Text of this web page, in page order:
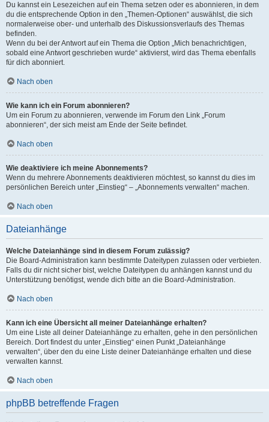
Du kannst ein Lesezeichen auf ein Thema setzen oder es abonnieren, in dem
du die entsprechende Option in den „Themen-Optionen“ auswählst, die sich
normalerweise ober- und unterhalb des Diskussionsverlaufs des Themas
befinden.
Wenn du bei der Antwort auf ein Thema die Option „Mich benachrichtigen,
sobald eine Antwort geschrieben wurde“ aktivierst, wird das Thema ebenfalls
für dich abonniert.
Nach oben
Wie kann ich ein Forum abonnieren?
Um ein Forum zu abonnieren, verwende im Forum den Link „Forum
abonnieren“, der sich meist am Ende der Seite befindet.
Nach oben
Wie deaktiviere ich meine Abonnements?
Wenn du mehrere Abonnements deaktivieren möchtest, so kannst du dies im
persönlichen Bereich unter „Einstieg“ – „Abonnements verwalten“ machen.
Nach oben
Dateianhänge
Welche Dateianhänge sind in diesem Forum zulässig?
Die Board-Administration kann bestimmte Dateitypen zulassen oder verbieten.
Falls du dir nicht sicher bist, welche Dateitypen du anhängen kannst und du
Unterstützung benötigst, wende dich bitte an die Board-Administration.
Nach oben
Kann ich eine Übersicht all meiner Dateianhänge erhalten?
Um eine Liste all deiner Dateianhänge zu erhalten, gehe in den persönlichen
Bereich. Dort findest du unter „Einstieg“ einen Punkt „Dateianhänge
verwalten“, über den du eine Liste deiner Dateianhänge erhalten und diese
verwalten kannst.
Nach oben
phpBB betreffende Fragen